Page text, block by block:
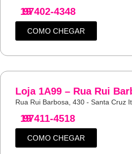
19
97402-4348
COMO CHEGAR
Loja 1A99 – Rua Rui
Rua Rui Barbosa, 430 - Santa Cruz
19
97411-4518
COMO CHEGAR